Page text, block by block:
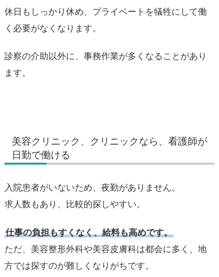
休日もしっかり休め、プライベートを犠牲にして働
く必要がなくなります。
診察の介助以外に、事務作業が多くなることがあり
ます。
美容クリニック、クリニックなら、看護師が
日勤で働ける
入院患者がいないため、夜勤がありません。
求人数もあり、比較的探しやすい。
仕事の負担もすくなく、給料も高めです。
ただ、美容整形外科や美容皮膚科は都会に多く、地
方では探すのが難しくなりがちです。